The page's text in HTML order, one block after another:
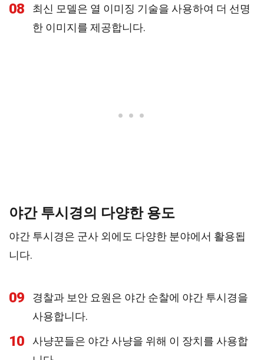
08
최신 모델은 열 이미징 기술을 사용하여 더 선명
한 이미지를 제공합니다.
야간 투시경의 다양한 용도
야간 투시경은 군사 외에도 다양한 분야에서 활용됩
니다.
09
경찰과 보안 요원은 야간 순찰에 야간 투시경을
사용합니다.
10
사냥꾼들은 야간 사냥을 위해 이 장치를 사용합